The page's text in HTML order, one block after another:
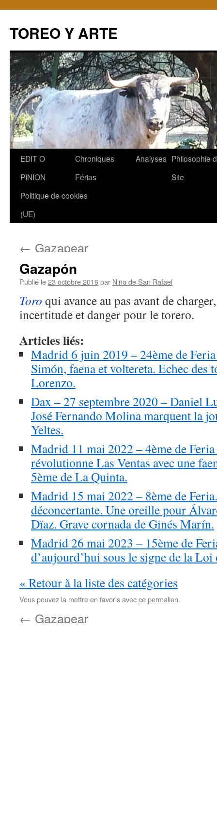
TOREO Y ARTE
Aller
contenu
EDIT O
PINION
Chroniques
Férias
Analyses Philosophie
Site
Politique de cookies
(UE)
← Gazapear
Gazapón
Publié le23 octobre 2016par Niño de San Rafael
Toro qui avance au pas avant de
incertitude et danger pour le torero.
Articles liés:
Madrid 6 juin 2019 – 24ème de
Simón, faena et voltereta. Echec des
Lorenzo.
Dax – 27 septembre 2020 – Daniel
José Fernando Molina marquent la
Yeltes.
Madrid 11 mai 2022 – 4ème de
révolutionne Las Ventas avec une
5ème de La Quinta.
Madrid 15 mai 2022 – 8ème de
déconcertante. Une oreille pour
Dïaz. Grave cornada de Ginés Marín.
Madrid 26 mai 2023 – 15ème de
d’aujourd’hui sous le signe de la
« Retour à la liste des catégories
Vous pouvez la mettre en favoris avecce permalien.
← Gazapear